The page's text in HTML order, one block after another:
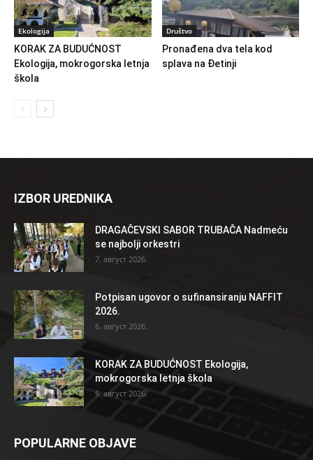
Ekologija
KORAK ZA BUDUĆNOST
Ekologija, mokrogorska letnja
škola
Društvo
Pronađena dva tela kod
splava na Đetinji
IZBOR UREDNIKA
DRAGAČEVSKI SABOR TRUBAČA Nadmeću
se najbolji orkestri
7. август 2026.
Potpisan ugovor o sufinansiranju NAFFIT
2026.
6. август 2026.
KORAK ZA BUDUĆNOST Ekologija,
mokrogorska letnja škola
5. август 2026.
POPULARNE OBJAVE